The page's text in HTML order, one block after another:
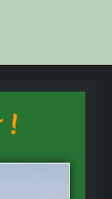
!